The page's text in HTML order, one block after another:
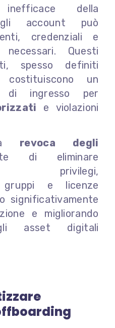
della
account può
credenziali e
Questi
spesso definiti
un
di ingresso per
e violazioni
la revoca degli
di eliminare
privilegi,
gruppi e licenze
significativamente
e migliorando
asset digitali